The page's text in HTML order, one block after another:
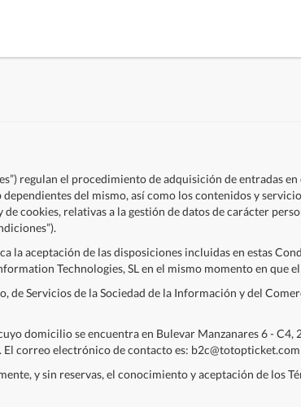
regulan el procedimiento de adquisición de entradas
del mismo, así como los contenidos y
cookies, relativas a la gestión de datos de carácter
aceptación de las disposiciones incluidas en estas
Technologies, SL en el mismo momento en que
Servicios de la Sociedad de la Información y del
domicilio se encuentra en Bulevar Manzanares 6 - C4,
El correo electrónico de contacto es: b2c@totopticket.com
y sin reservas, el conocimiento y aceptación de los